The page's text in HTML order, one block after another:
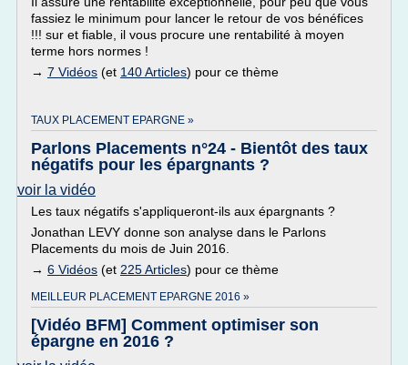
fassiez le minimum pour lancer le retour de vos bénéfices
!!! sur et fiable, il vous procure une rentabilité à moyen
terme hors normes !
→ 7 Vidéos (et 140 Articles) pour ce thème
TAUX PLACEMENT EPARGNE »
Parlons Placements n°24 - Bientôt des taux
négatifs pour les épargnants ?
voir la vidéo
Les taux négatifs s'appliqueront-ils aux épargnants ?
Jonathan LEVY donne son analyse dans le Parlons
Placements du mois de Juin 2016.
→ 6 Vidéos (et 225 Articles) pour ce thème
MEILLEUR PLACEMENT EPARGNE 2016 »
[Vidéo BFM] Comment optimiser son
épargne en 2016 ?